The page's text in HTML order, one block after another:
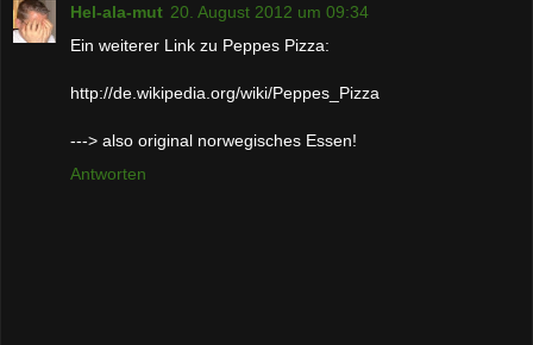
Hel-ala-mut 20. August 2012 um 09:34
Ein weiterer Link zu Peppes Pizza:
http://de.wikipedia.org/wiki/Peppes_Pizza
---> also original norwegisches Essen!
Antworten